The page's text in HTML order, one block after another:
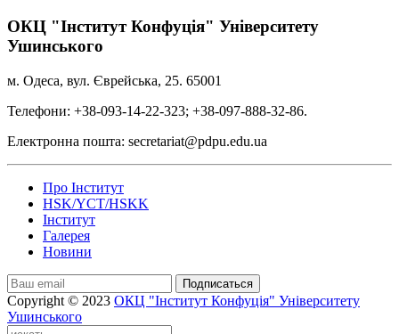
ОКЦ "Інститут Конфуція" Університету
Ушинського
м. Одеса, вул. Єврейська, 25. 65001
Телефони: +38-093-14-22-323; +38-097-888-32-86.
Електронна пошта: secretariat@pdpu.edu.ua
Про Інститут
HSK/YCT/HSKK
Інститут
Галерея
Новини
Подписаться
Copyright © 2023 ОКЦ "Інститут Конфуція" Університету
Ушинського